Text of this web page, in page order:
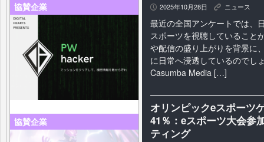
協賛企業
協賛企業
P 2025年10月28日 K ニュース
最近の全国アンケートでは、
スポーツを視聴していること
や配信の盛り上がりを背景に
に日常へ浸透しているのでし
Casumba Media […]
オリンピックeスポーツ
41％：eスポーツ大会参
ティング